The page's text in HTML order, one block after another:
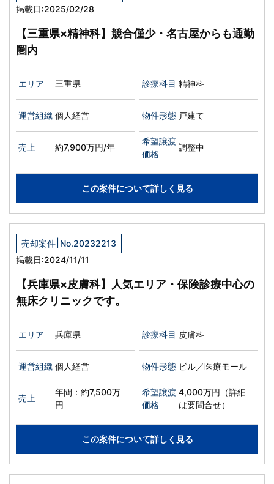
掲載日:2025/02/28
【三重県×精神科】競合僅少・名古屋からも通勤
圏内
エリア 三重県 診療科目 精神科
運営組織 個人経営 物件形態 戸建て
売上 約7,900万円/年
希望譲渡
価格
調整中
この案件について詳しく見る
売却案件 No.20232213
掲載日:2024/11/11
【兵庫県×皮膚科】人気エリア・保険診療中心の
無床クリニックです。
エリア 兵庫県 診療科目 皮膚科
運営組織 個人経営 物件形態 ビル／医療モール
売上
年間：約7,500万
円
希望譲渡
価格
4,000万円（詳細
は要問合せ）
この案件について詳しく見る